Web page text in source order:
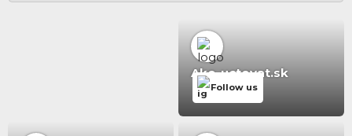
Ako-uctovat.sk
Follow us